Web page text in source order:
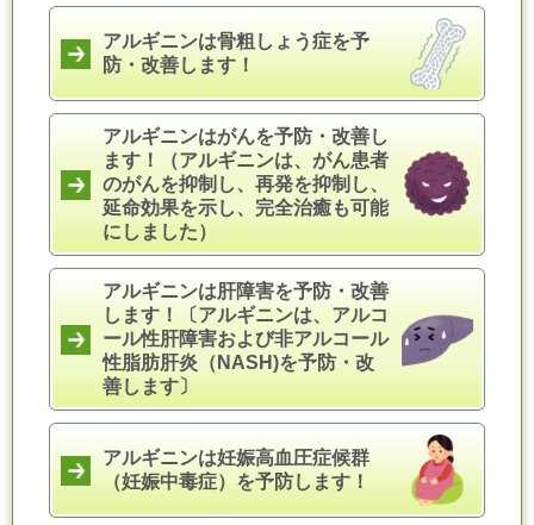
アルギニンは骨粗しょう症を予
防・改善します！
アルギニンはがんを予防・改善し
ます！
（アルギニンは、がん患者
のがんを抑制し、再発を抑制し、
延命効果を示し、完全治癒も可能
にしました）
アルギニンは肝障害を予防・改善
します！〔アルギニンは、アルコ
ール性肝障害および非アルコール
性脂肪肝炎（NASH)を予防・改
善します〕
アルギニンは妊娠高血圧症候群
（妊娠中毒症）を予防します！